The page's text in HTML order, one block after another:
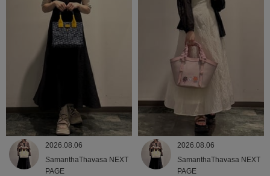
2026.08.06
SamanthaThavasa NEXT
PAGE
2026.08.06
SamanthaThavasa NEXT
PAGE